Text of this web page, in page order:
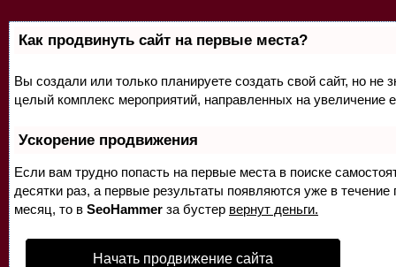
Как продвинуть сайт на первые места?
Вы создали или только планируете создать свой сайт, но не
целый комплекс мероприятий, направленных на увеличение
Ускорение продвижения
Если вам трудно попасть на первые места в поиске
десятки раз, а первые результаты появляются уже в
месяц, то в SeoHammer за бустер вернут деньги.
Начать продвижение сайта